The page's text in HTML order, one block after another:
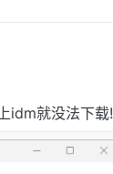
idm就没法下载!